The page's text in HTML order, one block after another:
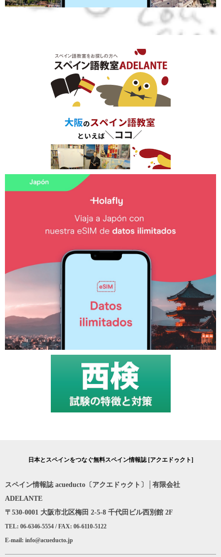
日本とスペインをつなぐ無料スペイン情報誌 [アクエドゥクト]
スペイン情報誌 acueducto〔アクエドゥクト〕│有限会社
ADELANTE
〒530-0001 大阪市北区梅田 2-5-8 千代田ビル西別館 2F
TEL: 06-6346-5554 / FAX: 06-6110-5122
E-mail: info@acueducto.jp